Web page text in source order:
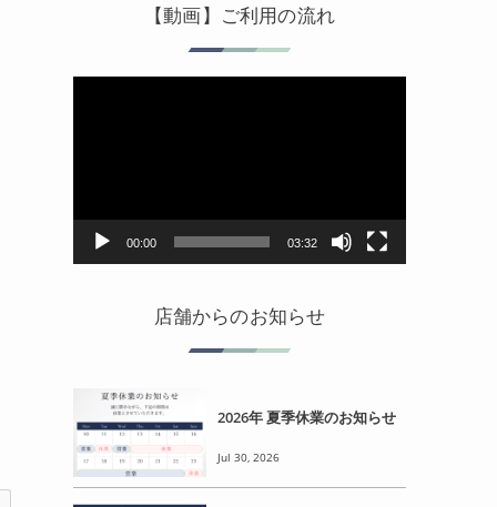
【動画】ご利用の流れ
00:00 03:32
店舗からのお知らせ
2026年 夏季休業のお知らせ
Jul 30, 2026